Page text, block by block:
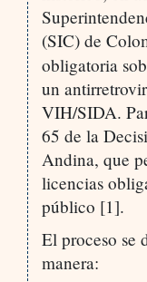
(SIC) de
obligatoria
un
VIH/SIDA.
65 de la
Andina, que
licencias
público [1].
El proceso se
manera: